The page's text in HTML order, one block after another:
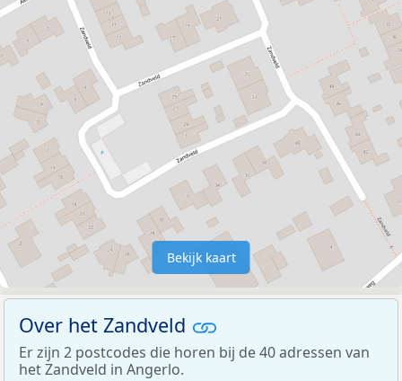
Bekijk kaart
Over het Zandveld
Er zijn 2 postcodes die horen bij de 40 adressen van
het Zandveld in Angerlo.